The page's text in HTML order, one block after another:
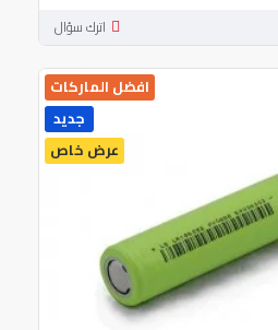
اترك سؤال
جديد
عرض خاص
افضل الماركات